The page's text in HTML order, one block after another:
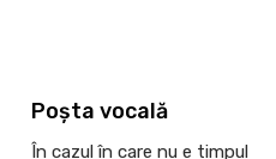
Poșta vocală
În cazul în care nu e timpul